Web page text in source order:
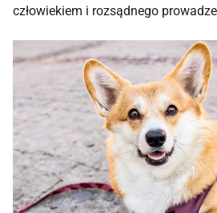
człowiekiem i rozsądnego